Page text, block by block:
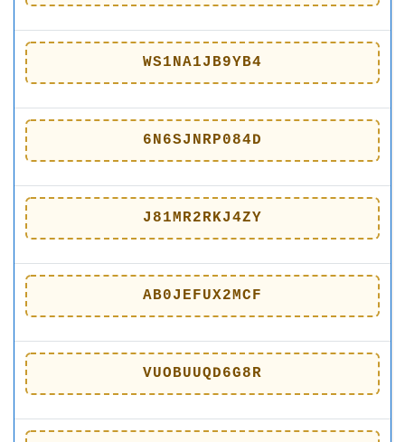
WS1NA1JB9YB4
6N6SJNRP084D
J81MR2RKJ4ZY
AB0JEFUX2MCF
VUOBUUQD6G8R